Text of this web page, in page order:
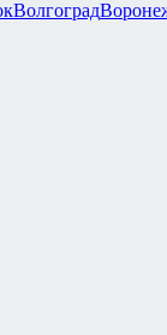
Волгоград